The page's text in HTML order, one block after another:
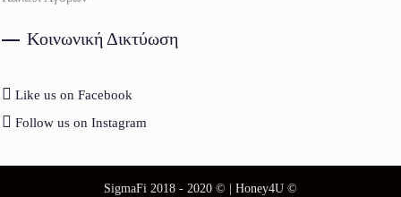
Κοινωνική Δικτύωση
Like us on Facebook
Follow us on Instagram
SigmaFi 2018 - 2020 © | Honey4U ©